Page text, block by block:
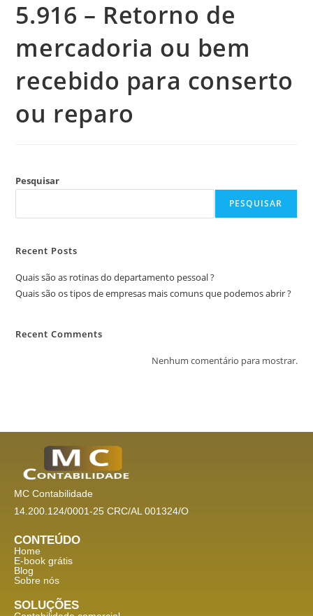
5.916 – Retorno de
mercadoria ou bem
recebido para conserto
ou reparo
Pesquisar
PESQUISAR
Recent Posts
Quais são as rotinas do departamento pessoal ?
Quais são os tipos de empresas mais comuns que podemos abrir ?
Recent Comments
Nenhum comentário para mostrar.
MC Contabilidade
14.200.124/0001-25 CRC/AL 001324/O
CONTEÚDO
Home
E-book grátis
Blog
Sobre nós
SOLUÇÕES